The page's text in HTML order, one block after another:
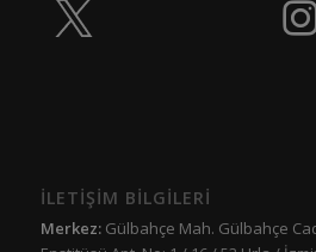
İLETİŞİM BİLGİLERİ
Merkez:Gülbahçe Mah. Gülbahçe